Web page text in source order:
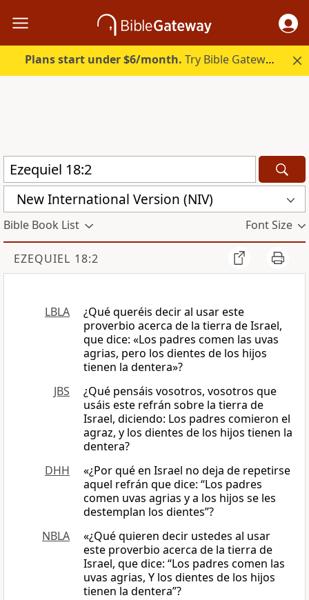
Plans start under $6/month. Try Bible Gateway Plus.
New International Version (NIV)
Bible Book List Font Size
EZEQUIEL 18:2
LBLA
¿Qué queréis decir al usar este
proverbio acerca de la tierra de Israel,
que dice: «Los padres comen las uvas
agrias, pero los dientes de los hijos
tienen la dentera»?
JBS
¿Qué pensáis vosotros, vosotros que
usáis este refrán sobre la tierra de
Israel, diciendo: Los padres comieron el
agraz, y los dientes de los hijos tienen la
dentera?
DHH
«¿Por qué en Israel no deja de repetirse
aquel refrán que dice: “Los padres
comen uvas agrias y a los hijos se les
destemplan los dientes”?
NBLA
«¿Qué quieren decir ustedes al usar
este proverbio acerca de la tierra de
Israel, que dice: “Los padres comen las
uvas agrias, Y los dientes de los hijos
tienen la dentera”?